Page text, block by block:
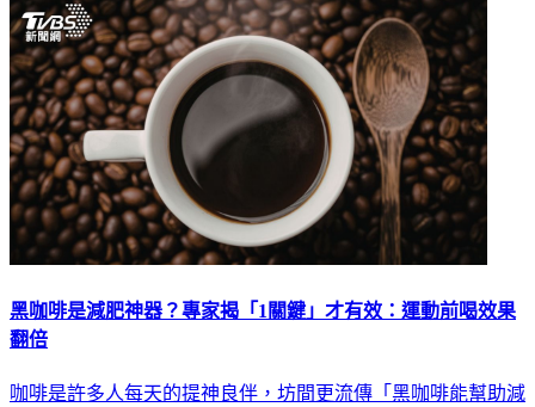
生活
黑咖啡是減肥神器？專家揭「1關鍵」才有效：運動前喝效果